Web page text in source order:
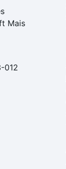
Mais
012